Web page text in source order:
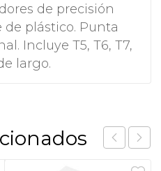
de precisión
plástico. Punta
Incluye T5, T6, T7,
largo.